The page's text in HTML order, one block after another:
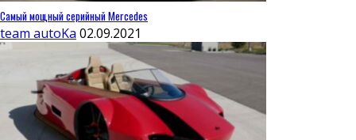
Самый мощный серийный Mercedes
team autoKa 02.09.2021